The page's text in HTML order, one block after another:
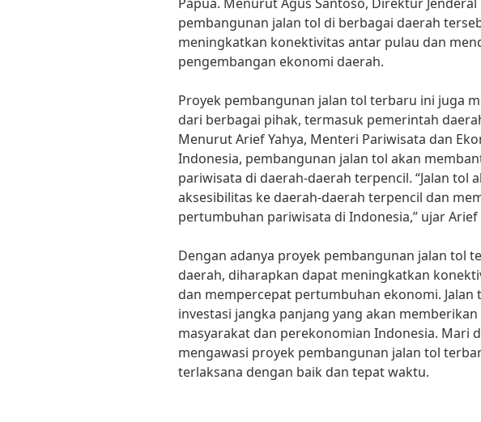
pembangunan jalan tol di berbagai daerah
meningkatkan konektivitas antar pulau dan
pengembangan ekonomi daerah.
Proyek pembangunan jalan tol terbaru ini juga
dari berbagai pihak, termasuk pemerintah
Menurut Arief Yahya, Menteri Pariwisata dan
Indonesia, pembangunan jalan tol akan
pariwisata di daerah-daerah terpencil. “Jalan tol
aksesibilitas ke daerah-daerah terpencil dan
pertumbuhan pariwisata di Indonesia,” ujar Arief
Dengan adanya proyek pembangunan jalan tol
daerah, diharapkan dapat meningkatkan
dan mempercepat pertumbuhan ekonomi. Jalan
investasi jangka panjang yang akan
masyarakat dan perekonomian Indonesia. Mari
mengawasi proyek pembangunan jalan tol
terlaksana dengan baik dan tepat waktu.